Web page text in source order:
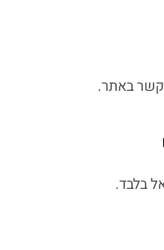
קשר באתר.
בלבד.